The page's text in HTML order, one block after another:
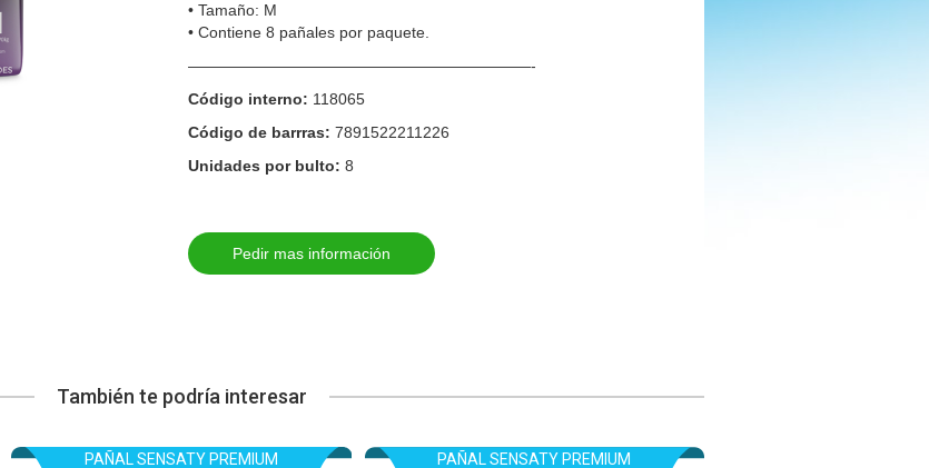
•⁠ ⁠Tamaño: M
•⁠ ⁠Contiene 8 pañales por paquete.
——————————————————————-
Código interno: 118065
Código de barrras: 7891522211226
Unidades por bulto: 8
Pedir mas información
También te podría interesar
PAÑAL SENSATY PREMIUM
PAÑAL SENSATY PREMIUM